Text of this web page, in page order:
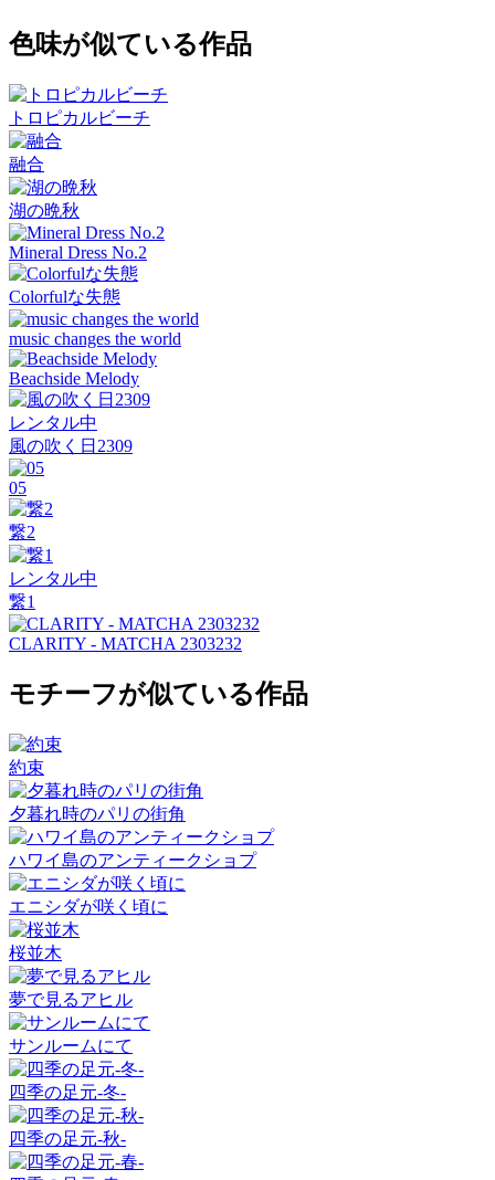
色味が似ている作品
トロピカルビーチ
融合
湖の晩秋
Mineral Dress No.2
Colorfulな失態
music changes the world
Beachside Melody
レンタル中
風の吹く日2309
05
繋2
レンタル中
繋1
CLARITY - MATCHA 2303232
モチーフが似ている作品
約束
夕暮れ時のパリの街角
ハワイ島のアンティークショプ
エニシダが咲く頃に
桜並木
夢で見るアヒル
サンルームにて
四季の足元-冬-
四季の足元-秋-